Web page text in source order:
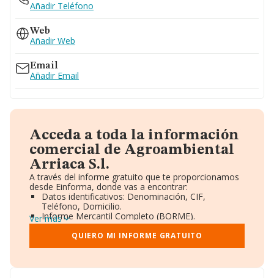
Añadir Teléfono
Web
Añadir Web
Email
Añadir Email
Acceda a toda la información
comercial de Agroambiental
Arriaca S.l.
A través del informe gratuito que te proporcionamos
desde Einforma, donde vas a encontrar:
Datos identificativos: Denominación, CIF,
Teléfono, Domicilio.
Informe Mercantil Completo (BORME).
Gráficos de Evolución Ventas y Empleados.
Consejo de Administración y Administradores.
Directivos y Ejecutivos.
Ver más
QUIERO MI INFORME GRATUITO